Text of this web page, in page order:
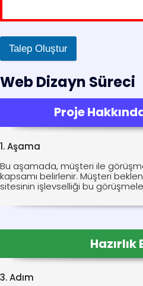
Talep Oluştur
Web Dizayn Süreci
Proje
1. Aşama
Bu aşamada, müşteri ile
kapsamı belirlenir. Müşteri
sitesinin işlevselliği bu
Hazırlık
3. Adım